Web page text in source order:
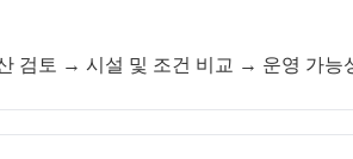
검토 → 시설 및 조건 비교 → 운영 가